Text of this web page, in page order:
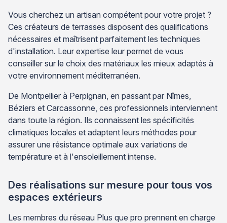
Vous cherchez un artisan compétent pour votre projet ?
Ces créateurs de terrasses disposent des qualifications
nécessaires et maîtrisent parfaitement les techniques
d'installation. Leur expertise leur permet de vous
conseiller sur le choix des matériaux les mieux adaptés à
votre environnement méditerranéen.
De Montpellier à Perpignan, en passant par Nîmes,
Béziers et Carcassonne, ces professionnels interviennent
dans toute la région. Ils connaissent les spécificités
climatiques locales et adaptent leurs méthodes pour
assurer une résistance optimale aux variations de
température et à l'ensoleillement intense.
Des réalisations sur mesure pour tous vos
espaces extérieurs
Les membres du réseau Plus que pro prennent en charge